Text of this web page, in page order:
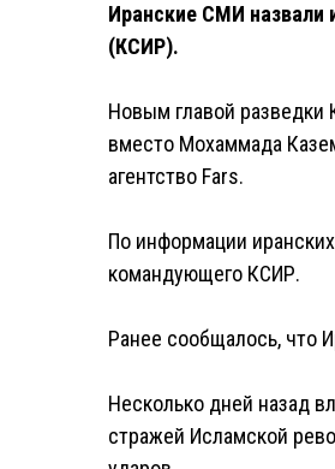
Иранские СМИ назвали
(КСИР).
Новым главой
вместо Мохаммада
агентство Fars.
По информации
командующего КСИР.
Ранее сообщалось, что
Несколько дней назад
стражей Исламской